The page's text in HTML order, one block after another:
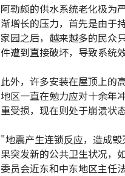
阿勒颇的供水系统老化极为
渐增长的压力，首先是由于
家园之后，越来越多的民众
件遭到直接破坏，导致系统
此外，许多安装在屋顶上的
地区一直在勉力应对十余年
重受损，现在则处于崩溃状
"地震产生连锁反应，造成
果突发新的公共卫生状况，
委员会近东和中东地区主任